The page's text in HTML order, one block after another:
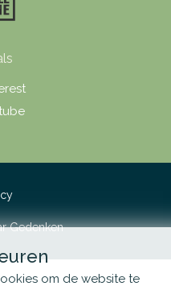
Gedenken
om de website te